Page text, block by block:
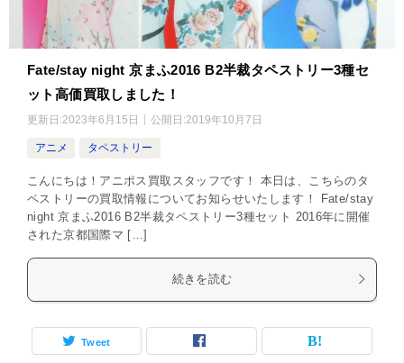
Fate/stay night 京まふ2016 B2半裁タペストリー3種セ
ット高価買取しました！
更新日:2023年6月15日 公開日:2019年10月7日
アニメ タペストリー
こんにちは！アニポス買取スタッフです！ 本日は、こちらのタ
ペストリーの買取情報についてお知らせいたします！ Fate/stay
night 京まふ2016 B2半裁タペストリー3種セット 2016年に開催
された京都国際マ […]
続きを読む
Tweet